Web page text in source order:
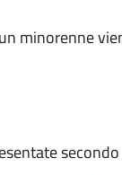
minorenne